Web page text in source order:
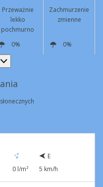
Przeważnie
lekko
pochmurno
Zachmurzenie
zmienne
0%
0%
0 l/m²
E
5 km/h